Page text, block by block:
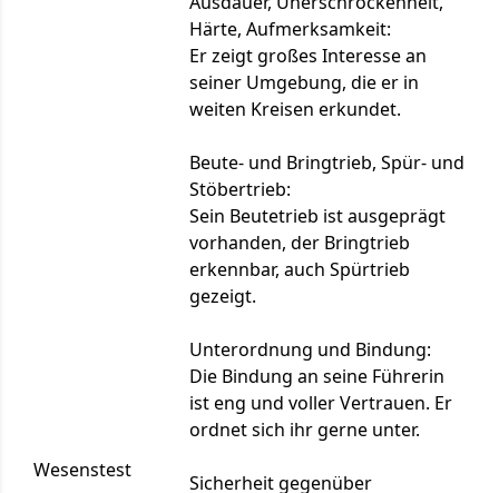
Wesenstest
Härte, Aufmerksamkeit:
Er zeigt großes Interesse an
seiner Umgebung, die er in
weiten Kreisen erkundet.
Beute- und Bringtrieb, Spür- und
Stöbertrieb:
Sein Beutetrieb ist ausgeprägt
vorhanden, der Bringtrieb
erkennbar, auch Spürtrieb
gezeigt.
Unterordnung und Bindung:
Die Bindung an seine Führerin
ist eng und voller Vertrauen. Er
ordnet sich ihr gerne unter.
Sicherheit gegenüber